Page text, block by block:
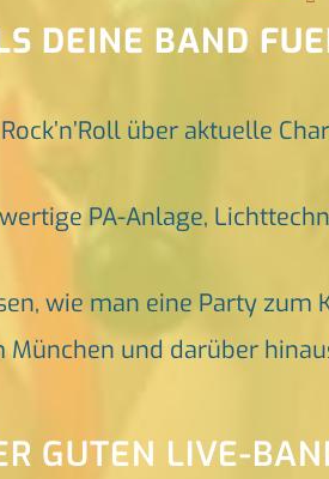
DEINE BAND
über aktuelle
PA-Anlage,
wie man eine Party zum
München und darüber
GUTEN LIVE-